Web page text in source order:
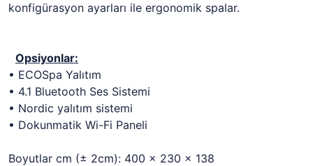
konfigürasyon ayarları ile ergonomik spalar.
Opsiyonlar:
• ECOSpa Yalıtım
• 4.1 Bluetooth Ses Sistemi
• Nordic yalıtım sistemi
• Dokunmatik Wi-Fi Paneli
Boyutlar cm (± 2cm): 400 x 230 x 138